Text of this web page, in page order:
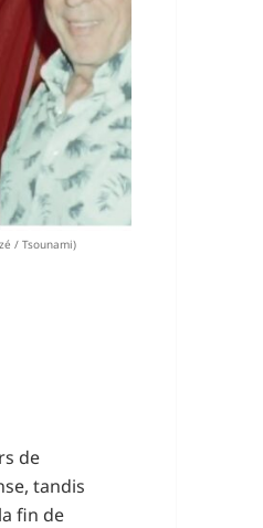
/ Tsounami)
de
tandis
fin de